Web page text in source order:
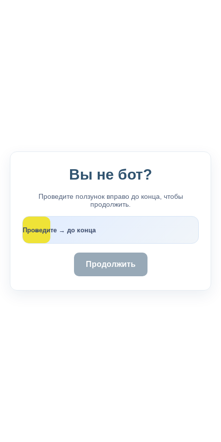
Вы не бот?
Проведите ползунок вправо до конца, чтобы
продолжить.
Проведите → до конца
→
Продолжить